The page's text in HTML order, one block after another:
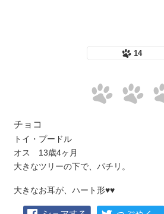
14
チョコ
トイ・プードル
オス 13歳4ヶ月
大きなツリーの下で、パチリ。
大きなお耳が、ハート形♥️♥️